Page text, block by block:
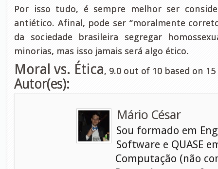
Por isso tudo, é sempre melhor ser
antiético. Afinal, pode ser “moralmente
da sociedade brasileira segregar
minorias, mas isso jamais será algo ético.
Moral vs. Ética, 9.0 out of 10 based on 15
Autor(es):
Mário César
Sou formado em
Software e QUASE
Computação (não